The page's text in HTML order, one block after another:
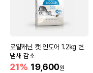
로얄캐닌 캣 인도어 1.2kg 변
냄새 감소
21% 19,600원